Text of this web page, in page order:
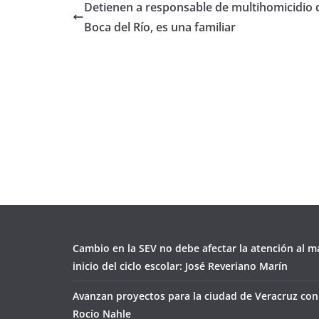
Detienen a responsable de multihomicidio
Boca del Río, es una familiar
Cambio en la SEV no debe afectar la atención al
inicio del ciclo escolar: José Reveriano Marín
Avanzan proyectos para la ciudad de Veracruz
Rocío Nahle